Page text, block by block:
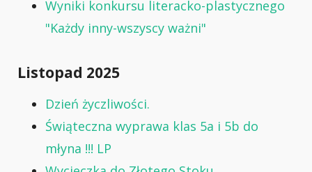
Wyniki konkursu literacko-plastycznego
"Każdy inny-wszyscy ważni"
Listopad 2025
Dzień życzliwości.
Świąteczna wyprawa klas 5a i 5b do
młyna !!! LP